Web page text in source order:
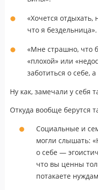
«Хочется
что я бездельница».
«Мне страшно, что
«плохой» или
заботиться о себе,
Ну как, замечали у себя
Откуда вообще берутся
Социальные и
могли слышать:
о себе —
что вы ценны
потакаете